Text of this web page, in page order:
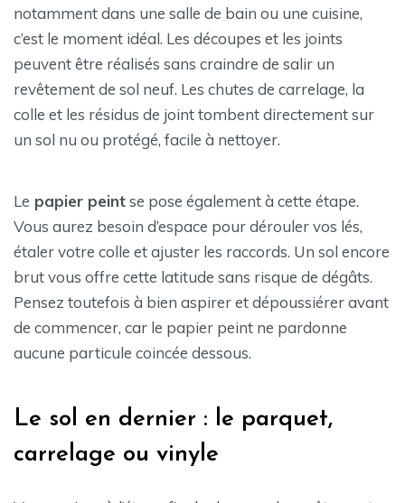
notamment dans une salle de bain ou une cuisine,
c’est le moment idéal. Les découpes et les joints
peuvent être réalisés sans craindre de salir un
revêtement de sol neuf. Les chutes de carrelage, la
colle et les résidus de joint tombent directement sur
un sol nu ou protégé, facile à nettoyer.
Le papier peintse pose également à cette étape.
Vous aurez besoin d’espace pour dérouler vos lés,
étaler votre colle et ajuster les raccords. Un sol encore
brut vous offre cette latitude sans risque de dégâts.
Pensez toutefois à bien aspirer et dépoussiérer avant
de commencer, car le papier peint ne pardonne
aucune particule coincée dessous.
Le sol en dernier : le parquet,
carrelage ou vinyle